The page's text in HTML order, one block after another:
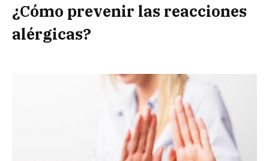
¿Cómo prevenir las reacciones
alérgicas?